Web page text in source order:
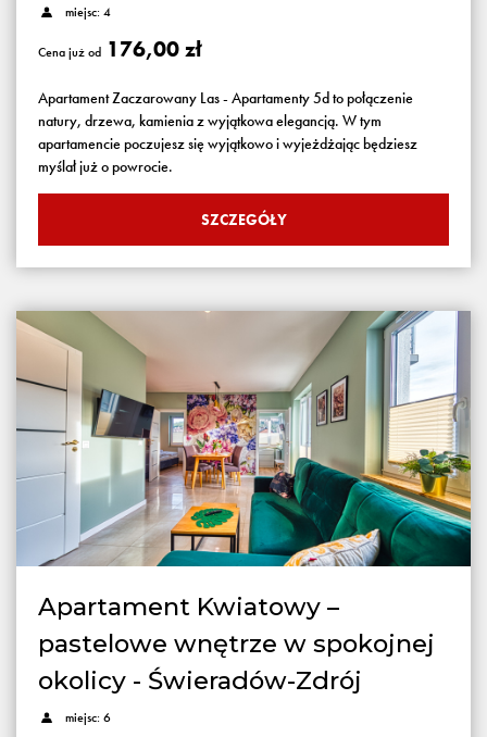
miejsc: 4
Cena już od 176,00 zł
Apartament Zaczarowany Las - Apartamenty 5d to połączenie
natury, drzewa, kamienia z wyjątkowa elegancją. W tym
apartamencie poczujesz się wyjątkowo i wyjeżdżając będziesz
myślał już o powrocie.
SZCZEGÓŁY
Apartament Kwiatowy –
pastelowe wnętrze w spokojnej
okolicy - Świeradów-Zdrój
miejsc: 6